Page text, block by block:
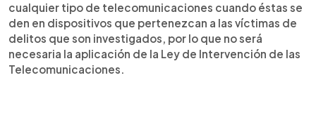
cualquier tipo de telecomunicaciones cuando éstas se
den en dispositivos que pertenezcan a las víctimas de
delitos que son investigados, por lo que no será
necesaria la aplicación de la Ley de Intervención de las
Telecomunicaciones.